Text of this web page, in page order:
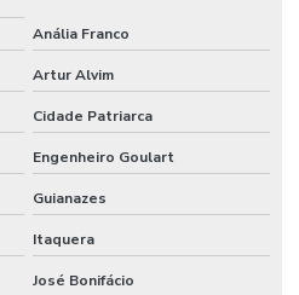
Reciclado Preto
Indústria Automotiva
Polietileno
Anália Franco
Artur Alvim
Cidade Patriarca
Engenheiro Goulart
Guianazes
Itaquera
José Bonifácio